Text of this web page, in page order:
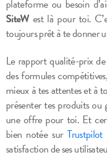
plateforme ou besoin
SiteWest là pour toi.
toujours prêt à te donner
Le rapport qualité-prix de
des formules
mieux à tes attentes et à
présenter tes produits ou
une offre pour toi. Et
bien notée surTrustpilot
satisfaction de ses